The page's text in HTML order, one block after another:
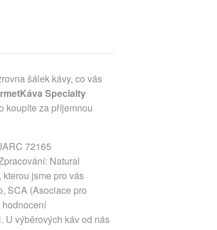
šálek kávy, co vás
Specialty
koupíte za příjemnou
72165
Natural
jsme pro vás
SCA (Asociace pro
hodnocení
U výběrových káv od nás